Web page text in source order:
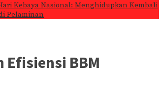
Kebaya Nasional: Menghidupkan Kembali
Pelaminan
Efisiensi BBM